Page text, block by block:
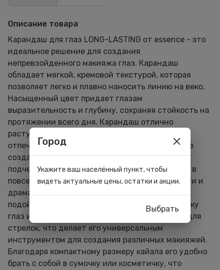
Описание товара
Карандаш для глаз LONG-LASTING от essence - это
идеальное решение для создания
непревзойденного макияжа глаз. Карандаш
обладает мягкой, кремовой текстурой, которая
позволяет легко и плавно наносить линию на веко.
Насыщенный цвет придает глазам
выразительность и глубину, сохраняя стойкость на
протяжении всего дня. Карандаш отлично
растушевывается, не размазывается, не
отпечатывается и не скатывается. Вы сможете
создать тонкие и ровные линии, которые
подчеркнут естественную красоту ваших глаз в
повседневном макияже или же добавят яркости и
драматичности вечернему образу.Карандаш
подойдет для нанесения на слизистую оболочку
глаз и межресничного пространства, а также для
стрелок, что делает его универсальным
инструментом для создания различных макияжей.
Благодаря компактному размеру кайала его удобно
брать с собой в сумочку или косметичку, что
Город
Укажите ваш населённый пункт, чтобы
видеть актуальные цены, остатки и акции.
Выбрать